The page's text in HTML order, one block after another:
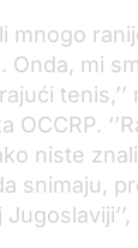
mnogo
Onda, mi
tenis,’’
OCCRP.
niste
snimaju,